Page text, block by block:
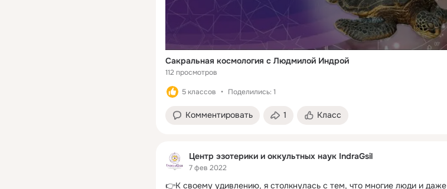
Cакральная космология c Людмилой Индрой
112 просмотров
5 классов Поделились: 1
Комментировать 1 Класс
Центр эзотерики и оккультных наук IndraGsil
7 фев 2022
👉К своему удивлению, я столкнулась с тем, что многие люди и даже